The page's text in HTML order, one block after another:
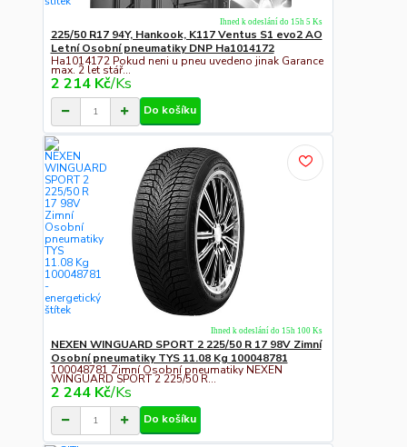
225/50 R17 94Y, Hankook, K117 Ventus S1 evo2 AO
Letní Osobní pneumatiky DNP Ha1014172
Ha1014172 Pokud neni u pneu uvedeno jinak Garance
max. 2 let stář...
2 214 Kč/Ks
Ihned k odeslání do 15h 5 Ks
Do košíku
NEXEN WINGUARD SPORT 2 225/50 R 17 98V Zimní
Osobní pneumatiky TYS 11.08 Kg 100048781
100048781 Zimní Osobní pneumatiky NEXEN
WINGUARD SPORT 2 225/50 R...
2 244 Kč/Ks
Ihned k odeslání do 15h 100 Ks
Do košíku